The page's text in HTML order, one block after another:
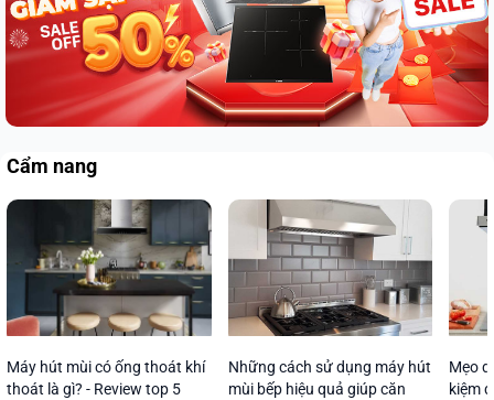
Cẩm nang
Máy hút mùi có ống thoát khí
thoát là gì? - Review top 5
Những cách sử dụng máy hút
mùi bếp hiệu quả giúp căn
Mẹo
kiệm